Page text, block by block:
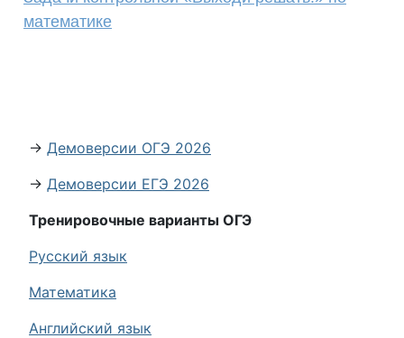
математике
→ Демоверсии ОГЭ 2026
→ Демоверсии ЕГЭ 2026
Тренировочные варианты ОГЭ
Русский язык
Математика
Английский язык